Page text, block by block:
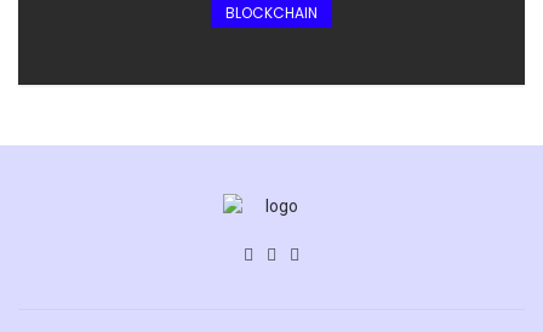
BLOCKCHAIN